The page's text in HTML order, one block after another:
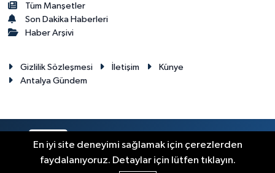
Tüm Manşetler
Son Dakika Haberleri
Haber Arşivi
Gizlilik Sözleşmesi İletişim
Künye
Antalya Gündem
En iyi site deneyimi sağlamak için çerezlerden
faydalanıyoruz. Detaylar için lütfen tıklayın.